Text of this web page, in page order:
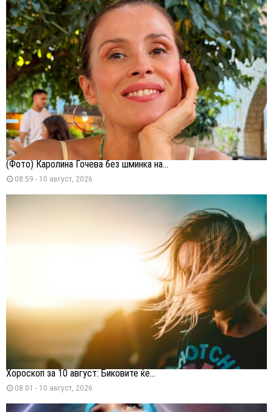
(Фото) Каролина Гочева без шминка на...
08:59 - 10 август, 2026
Хороскоп за 10 август: Биковите ќе...
08:01 - 10 август, 2026